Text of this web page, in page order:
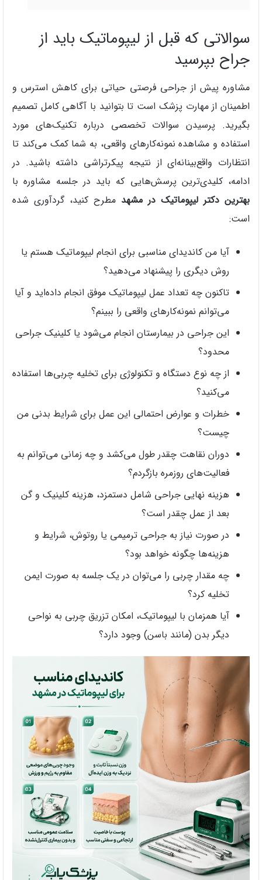
سوالاتی که قبل از لیپوماتیک باید از
جراح بپرسید
مشاوره پیش از جراحی فرصتی حیاتی برای کاهش استرس و
اطمینان از مهارت پزشک است تا بتوانید با آگاهی کامل تصمیم
بگیرید. پرسیدن سوالات تخصصی درباره تکنیک‌های مورد
استفاده و مشاهده نمونه‌کارهای واقعی، به شما کمک می‌کند تا
انتظارات واقع‌بینانه‌ای از نتیجه پیکرتراشی داشته باشید. در
ادامه، کلیدی‌ترین پرسش‌هایی که باید در جلسه مشاوره با
بهترین دکتر لیپوماتیک در مشهد مطرح کنید، گردآوری شده
است:
آیا من کاندیدای مناسبی برای انجام لیپوماتیک هستم یا
روش دیگری را پیشنهاد می‌دهید؟
تاکنون چه تعداد عمل لیپوماتیک موفق انجام داده‌اید و آیا
می‌توانم نمونه‌کارهای واقعی را ببینم؟
این جراحی در بیمارستان انجام می‌شود یا کلینیک جراحی
محدود؟
از چه نوع دستگاه و تکنولوژی برای تخلیه چربی‌ها استفاده
می‌کنید؟
خطرات و عوارض احتمالی این عمل برای شرایط بدنی من
چیست؟
دوران نقاهت چقدر طول می‌کشد و چه زمانی می‌توانم به
فعالیت‌های روزمره بازگردم؟
هزینه نهایی جراحی شامل دستمزد، هزینه کلینیک و گن
بعد از عمل چقدر است؟
در صورت نیاز به جراحی ترمیمی یا روتوش، شرایط و
هزینه‌ها چگونه خواهد بود؟
چه مقدار چربی را می‌توان در یک جلسه به صورت ایمن
تخلیه کرد؟
آیا همزمان با لیپوماتیک، امکان تزریق چربی به نواحی
دیگر بدن (مانند باسن) وجود دارد؟